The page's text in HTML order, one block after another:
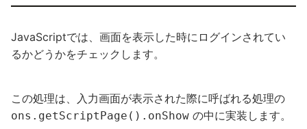
JavaScriptでは、画面を表示した時にログインされてい
るかどうかをチェックします。
この処理は、入力画面が表示された際に呼ばれる処理の
ons.getScriptPage().onShow の中に実装します。